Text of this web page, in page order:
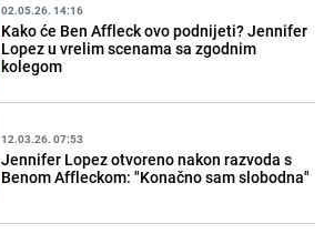
02.05.26. 14:16
Kako će Ben Affleck ovo podnijeti? Jennifer
Lopez u vrelim scenama sa zgodnim
kolegom
12.03.26. 07:53
Jennifer Lopez otvoreno nakon razvoda s
Benom Affleckom: "Konačno sam slobodna"